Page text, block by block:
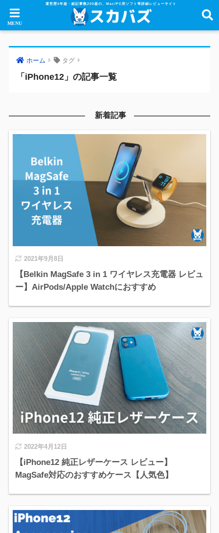
運営歴4年超・総記事数200超の、Mac/PC用ソフト等詳細レビューサイト
ホーム タグ
「iPhone12」の記事一覧
新着記事
2021年9月8日
【Belkin MagSafe 3 in 1 ワイヤレス充電器 レビュ
ー】AirPods/Apple Watchにおすすめ
2022年4月12日
【iPhone12 純正レザーケース レビュー】
MagSafe対応のおすすめケース【人気色】